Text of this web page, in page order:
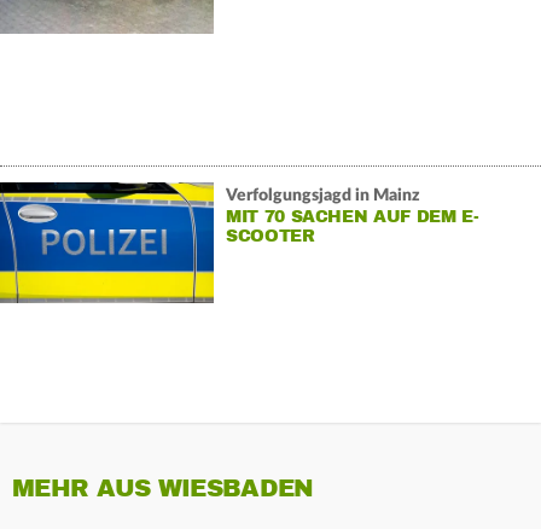
Verfolgungsjagd in Mainz
MIT 70 SACHEN AUF DEM E-
SCOOTER
MEHR AUS WIESBADEN